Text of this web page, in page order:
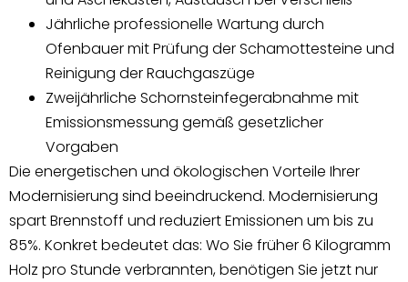
Jährliche professionelle Wartung durch
Ofenbauer mit Prüfung der Schamottesteine und
Reinigung der Rauchgaszüge
Zweijährliche Schornsteinfegerabnahme mit
Emissionsmessung gemäß gesetzlicher
Vorgaben
Die energetischen und ökologischen Vorteile Ihrer
Modernisierung sind beeindruckend. Modernisierung
spart Brennstoff und reduziert Emissionen um bis zu
85%. Konkret bedeutet das: Wo Sie früher 6 Kilogramm
Holz pro Stunde verbrannten, benötigen Sie jetzt nur